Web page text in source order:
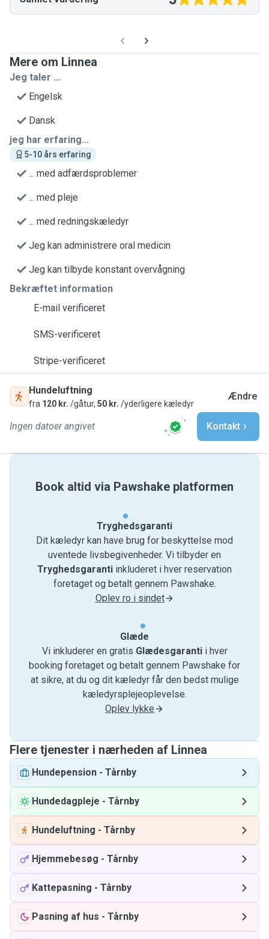
Mere om Linnea
Jeg taler ...
Engelsk
Dansk
jeg har erfaring...
5-10 års erfaring
... med adfærdsproblemer
... med pleje
... med redningskæledyr
Jeg kan administrere oral medicin
Jeg kan tilbyde konstant overvågning
Bekræftet information
E-mail verificeret
SMS-verificeret
Stripe-verificeret
Hundeluftning
fra 120 kr. /gåtur, 50 kr. /yderligere kæledyr
Ændre
Ingen datoer angivet Kontakt
Book altid via Pawshake platformen
Tryghedsgaranti
Dit kæledyr kan have brug for beskyttelse mod
uventede livsbegivenheder. Vi tilbyder en
Tryghedsgaranti inkluderet i hver reservation
foretaget og betalt gennem Pawshake.
Oplev ro i sindet
Glæde
Vi inkluderer en gratis Glædesgarantii hver
booking foretaget og betalt gennem Pawshake for
at sikre, at du og dit kæledyr får den bedst mulige
kæledyrsplejeoplevelse.
Oplev lykke
Flere tjenester i nærheden af ​​Linnea
Hundepension - Tårnby
Hundedagpleje - Tårnby
Hundeluftning - Tårnby
Hjemmebesøg - Tårnby
Kattepasning - Tårnby
Pasning af hus - Tårnby